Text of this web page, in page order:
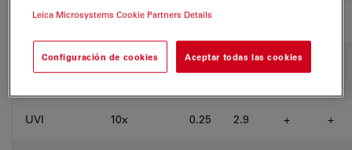
HI PLAN 6.3x 0.13
HCX PL
10x 0.3 11.0 +
UVI 10x 0.25 2.9 + +
Leica Microsystems Cookie Partners Details
Configuración de cookies Aceptar todas las cookies